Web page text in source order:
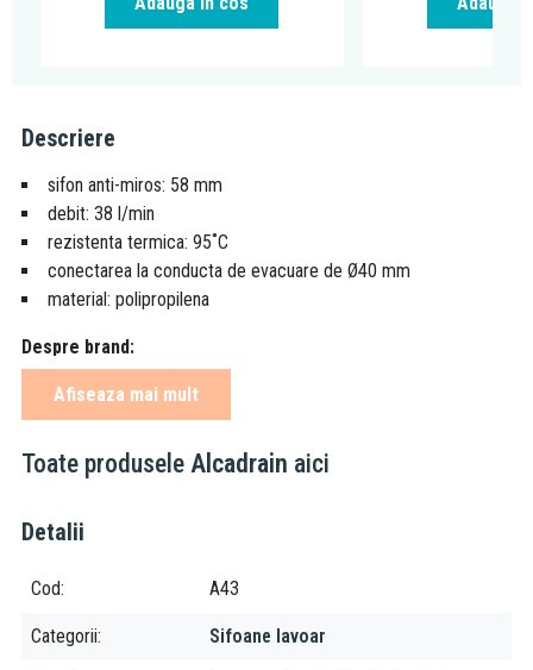
Descriere
sifon anti-miros: 58 mm
debit: 38 l/min
rezistenta termica: 95˚C
conectarea la conducta de evacuare de Ø40 mm
material: polipropilena
Despre brand:
Compania Alcaplast este producatoare de sifoane, ventile,
rezervoare WC incastrate, canale de scurgere pentru dus, capace
WC si altele. Scopul brandului este acela de a crea produse care
sunt durabile, raspund nevoilor clientilor si contribuie la cresterea
Afiseaza mai mult
Toate produsele Alcadrain aici
Detalii
Cod A43
Categorii Sifoane lavoar